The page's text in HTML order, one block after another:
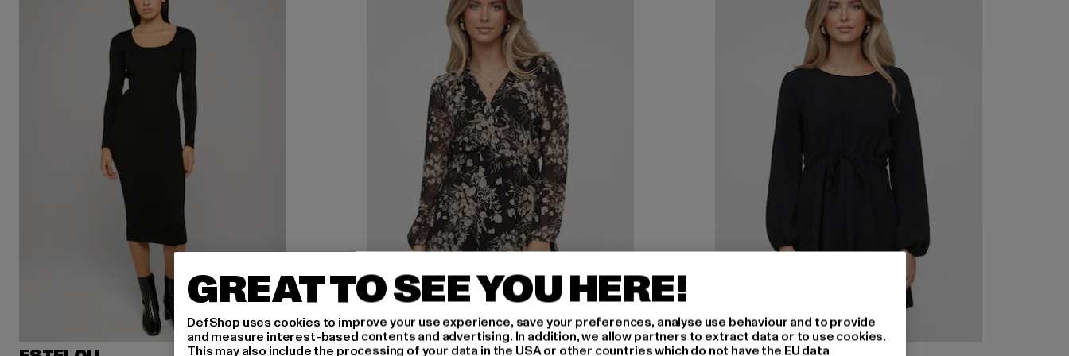
GREAT TO SEE YOU HERE!
DefShop uses cookies to improve your use experience, save your preferences, analyse use behaviour and to provide
and measure interest-based contents and advertising. In addition, we allow partners to extract data or to use cookies.
This may also include the processing of your data in the USA or other countries which do not have the EU data